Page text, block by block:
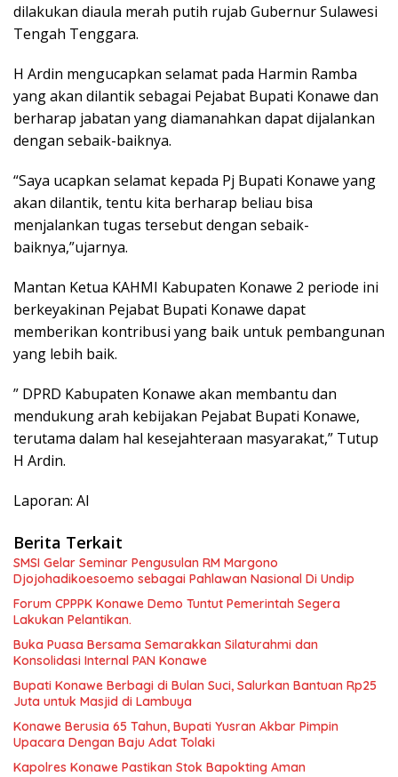
dilakukan diaula merah putih rujab Gubernur Sulawesi
Tengah Tenggara.
H Ardin mengucapkan selamat pada Harmin Ramba
yang akan dilantik sebagai Pejabat Bupati Konawe dan
berharap jabatan yang diamanahkan dapat dijalankan
dengan sebaik-baiknya.
“Saya ucapkan selamat kepada Pj Bupati Konawe yang
akan dilantik, tentu kita berharap beliau bisa
menjalankan tugas tersebut dengan sebaik-
baiknya,”ujarnya.
Mantan Ketua KAHMI Kabupaten Konawe 2 periode ini
berkeyakinan Pejabat Bupati Konawe dapat
memberikan kontribusi yang baik untuk pembangunan
yang lebih baik.
” DPRD Kabupaten Konawe akan membantu dan
mendukung arah kebijakan Pejabat Bupati Konawe,
terutama dalam hal kesejahteraan masyarakat,” Tutup
H Ardin.
Laporan: Al
Berita Terkait
SMSI Gelar Seminar Pengusulan RM Margono
Djojohadikoesoemo sebagai Pahlawan Nasional Di Undip
Forum CPPPK Konawe Demo Tuntut Pemerintah Segera
Lakukan Pelantikan.
Buka Puasa Bersama Semarakkan Silaturahmi dan
Konsolidasi Internal PAN Konawe
Bupati Konawe Berbagi di Bulan Suci, Salurkan Bantuan Rp25
Juta untuk Masjid di Lambuya
Konawe Berusia 65 Tahun, Bupati Yusran Akbar Pimpin
Upacara Dengan Baju Adat Tolaki
Kapolres Konawe Pastikan Stok Bapokting Aman